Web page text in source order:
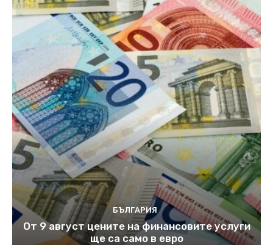
БЪЛГАРИЯ
От 9 август цените на финансовите услуги
ще са само в евро